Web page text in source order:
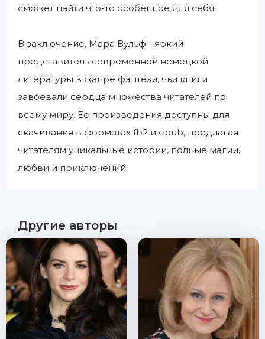
сможет найти что-то особенное для себя.
В заключение, Мара Вульф - яркий
представитель современной немецкой
литературы в жанре фэнтези, чьи книги
завоевали сердца множества читателей по
всему миру. Ее произведения доступны для
скачивания в форматах fb2 и epub, предлагая
читателям уникальные истории, полные магии,
любви и приключений.
Другие авторы